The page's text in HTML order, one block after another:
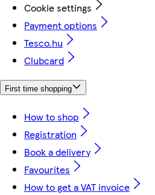
Cookie settings
Payment options
Tesco.hu
Clubcard
First time shopping
How to shop
Registration
Book a delivery
Favourites
How to get a VAT invoice